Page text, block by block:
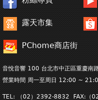
露天市集
PChome商店街
音悅音響 100 台北市中正區重慶南
營業時間 周一至周日 12:00
TEL: （02）2392-8832 FAX:（